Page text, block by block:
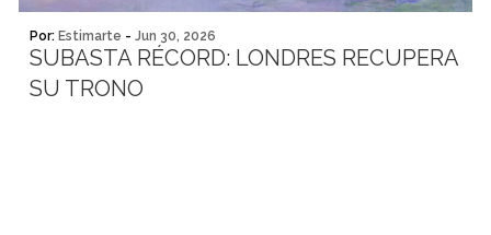
Por: Estimarte - Jun 30, 2026
SUBASTA RÉCORD: LONDRES RECUPERA
SU TRONO